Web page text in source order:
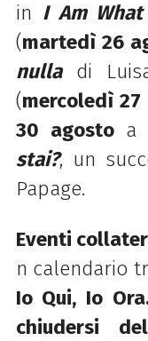
in I Am
(martedì 26
nulladi
(mercoledì
30 agostoa
stai?, un
Papage.
Eventi
n calendario
Io Qui, Io
chiudersi